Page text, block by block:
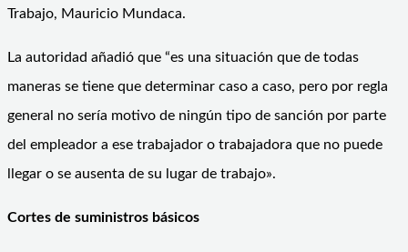
Trabajo, Mauricio Mundaca.
La autoridad añadió que “es una situación que de todas
maneras se tiene que determinar caso a caso, pero por regla
general no sería motivo de ningún tipo de sanción por parte
del empleador a ese trabajador o trabajadora que no puede
llegar o se ausenta de su lugar de trabajo».
Cortes de suministros básicos